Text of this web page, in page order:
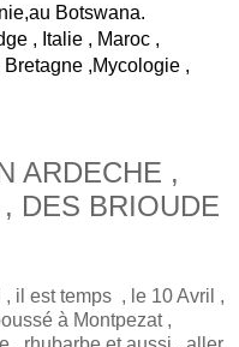
Botswana.
, Italie , Maroc ,
,Mycologie ,
ARDECHE ,
DES BRIOUDE
il est temps , le 10 Avril ,
à Montpezat ,